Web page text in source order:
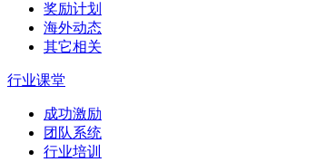
奖励计划
海外动态
其它相关
行业课堂
成功激励
团队系统
行业培训